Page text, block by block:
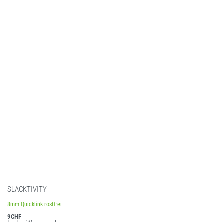
SLACKTIVITY
8mm Quicklink rostfrei
9CHF